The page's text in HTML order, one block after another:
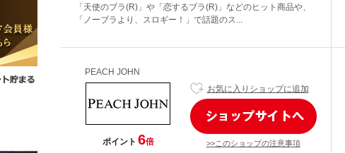
「天使のブラ(R)」や「恋するブラ(R)」などのヒット商品や、
「ノーブラより、スロギー！」で話題のス...
PEACH JOHN
ポイント 6倍
お気に入りショップに追加
>>このショップの注意事項